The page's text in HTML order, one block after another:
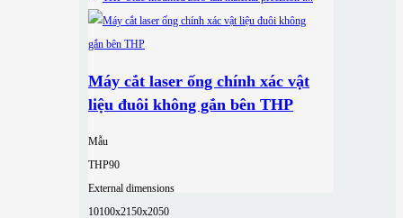
Máy cắt laser ống chính xác vật
liệu đuôi không gắn bên THP
Mẫu
THP90
External dimensions
10100x2150x2050